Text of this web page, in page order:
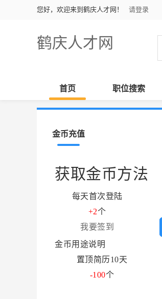
您好，欢迎来到鹤庆人才网！ 请登录
鹤庆人才网
首页 职位搜索
金币充值
获取金币方法
每天首次登陆
+2个
我要签到
金币用途说明
置顶简历10天
-100个